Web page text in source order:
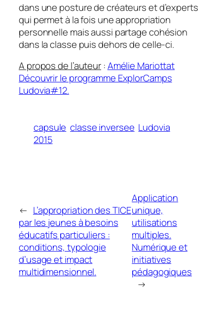
dans une posture de créateurs et d’experts
qui permet à la fois une appropriation
personnelle mais aussi partage cohésion
dans la classe puis dehors de celle-ci.
A propos de l’auteur :Amélie Mariottat
Découvrir le programme ExplorCamps
Ludovia#12.
capsule classe inversee Ludovia
2015
← L’appropriation des TICE
par les jeunes à besoins
éducatifs particuliers :
conditions, typologie
d’usage et impact
multidimensionnel.
Application
unique,
utilisations
multiples.
Numérique et
initiatives
pédagogiques
→